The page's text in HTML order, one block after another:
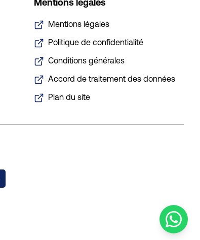
Mentions légales
Mentions légales
Politique de confidentialité
Conditions générales
Accord de traitement des données
Plan du site